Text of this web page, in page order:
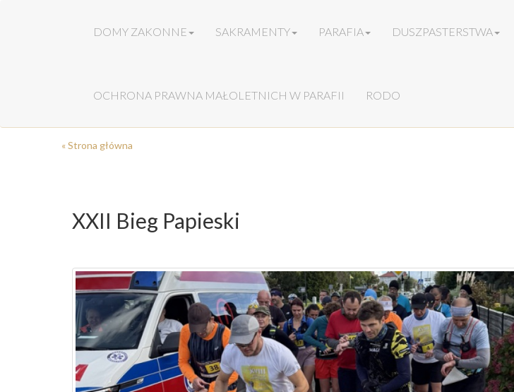
DOMY ZAKONNE SAKRAMENTY PARAFIA DUSZPASTERSTWA
OCHRONA PRAWNA MAŁOLETNICH W PARAFII RODO
« Strona główna
XXII Bieg Papieski